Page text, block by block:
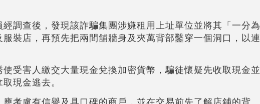
調查後，發現該詐騙集團涉嫌租用上址單位並將其「一分為
裝店，再預先把兩間舖牆身及夾萬背部鑿穿一個洞口，以連
受害人繳交大量現金兌換加密貨幣，騙徒懷疑先收取現金並
現金逃去。
考慮有信譽及具口碑的商戶，並在交易前先了解店鋪的背